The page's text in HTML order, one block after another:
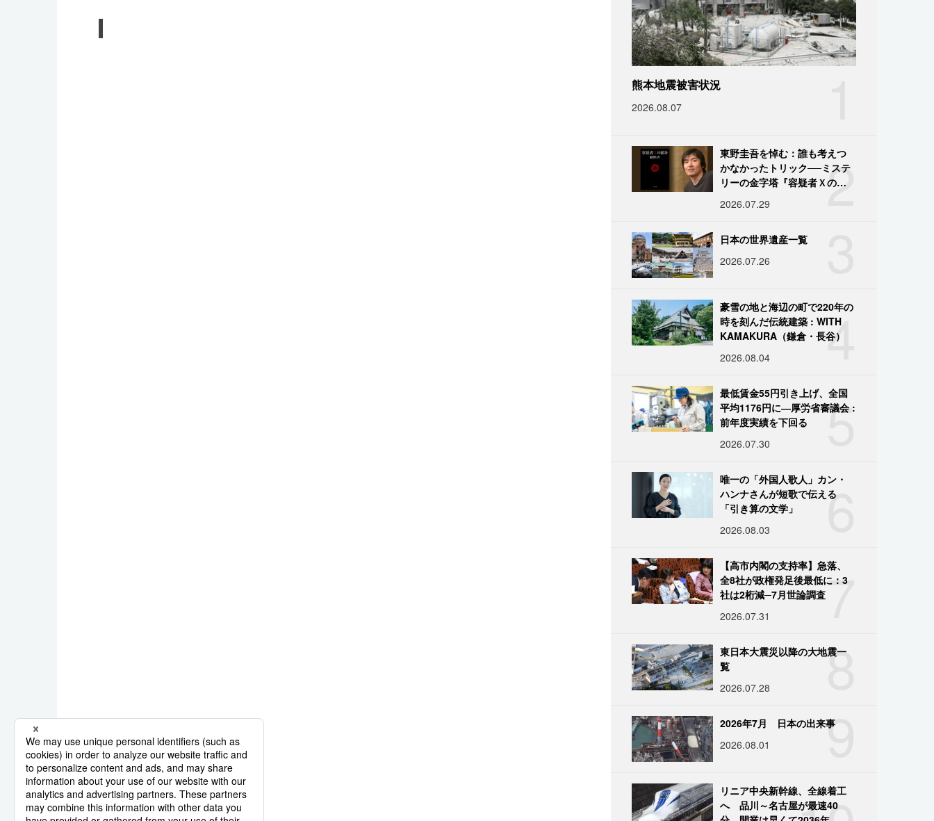
熊本地震被害状況
2026.08.07
2
東野圭吾を悼む：誰も考えつ
かなかったトリック──ミステ
リーの金字塔『容疑者Ｘの献
2026.07.29
日本の世界遺産一覧
2026.07.26
4
豪雪の地と海辺の町で220年の
時を刻んだ伝統建築 : WITH
KAMAKURA（鎌倉・長谷）
2026.08.04
5
最低賃金55円引き上げ、全国
平均1176円に―厚労省審議会 :
前年度実績を下回る
2026.07.30
6
唯一の「外国人歌人」カン・
ハンナさんが短歌で伝える
「引き算の文学」
2026.08.03
7
【高市内閣の支持率】急落、
全8社が政権発足後最低に：3
社は2桁減─7月世論調査
2026.07.31
8
東日本大震災以降の大地震一
覧
2026.07.28
9
2026年7月 日本の出来事
2026.08.01
リニア中央新幹線、全線着工
へ 品川～名古屋が最速40